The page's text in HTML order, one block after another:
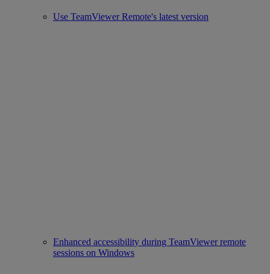
Use TeamViewer Remote's latest version
Enhanced accessibility during TeamViewer remote
sessions on Windows